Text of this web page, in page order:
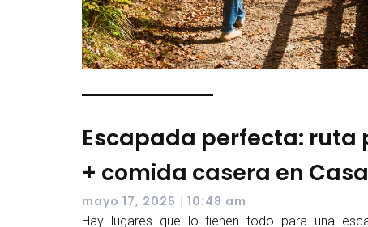
Escapada perfecta: ruta
+ comida casera en
mayo 17, 2025 | 10:48 am
Hay lugares que lo tienen todo para una